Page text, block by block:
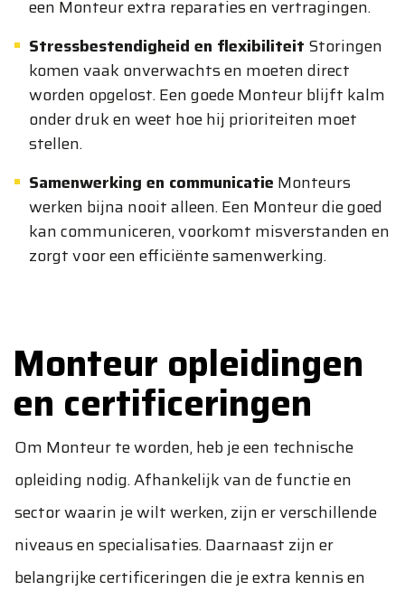
een Monteur extra reparaties en vertragingen.
Stressbestendigheid en flexibiliteit Storingen
komen vaak onverwachts en moeten direct
worden opgelost. Een goede Monteur blijft kalm
onder druk en weet hoe hij prioriteiten moet
stellen.
Samenwerking en communicatie Monteurs
werken bijna nooit alleen. Een Monteur die goed
kan communiceren, voorkomt misverstanden en
zorgt voor een efficiënte samenwerking.
Monteur opleidingen
en certificeringen
Om Monteur te worden, heb je een technische
opleiding nodig. Afhankelijk van de functie en
sector waarin je wilt werken, zijn er verschillende
niveaus en specialisaties. Daarnaast zijn er
belangrijke certificeringen die je extra kennis en